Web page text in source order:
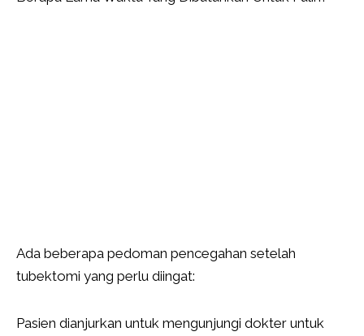
Ada beberapa pedoman pencegahan setelah
tubektomi yang perlu diingat:
Pasien dianjurkan untuk mengunjungi dokter untuk